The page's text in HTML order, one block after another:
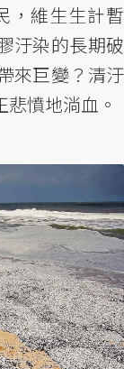
，維生生計暫
汙染的長期破
來巨變？清汙
憤地淌血。